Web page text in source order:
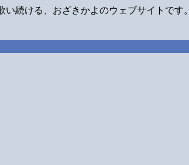
続ける、おざきかよのウェブサイトです。